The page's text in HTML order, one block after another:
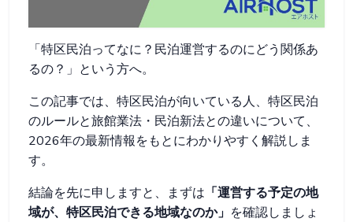
「特区民泊ってなに？民泊運営するのにどう関係あ
るの？」という方へ。
この記事では、特区民泊が向いている人、特区民泊
のルールと旅館業法・民泊新法との違いについて、
2026年の最新情報をもとにわかりやすく解説しま
す。
結論を先に申しますと、まずは 「運営する予定の地
域が、特区民泊できる地域なのか」 を確認しましょ